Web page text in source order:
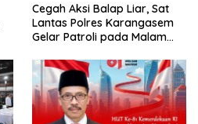
Cegah Aksi Balap Liar, Sat
Lantas Polres Karangasem
Gelar Patroli pada Malam